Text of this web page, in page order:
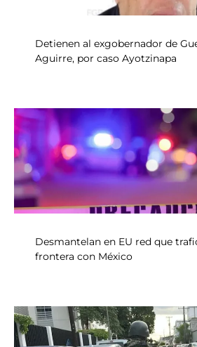
Detienen al exgobernador de
Aguirre, por caso Ayotzinapa
Desmantelan en EU red que
frontera con México